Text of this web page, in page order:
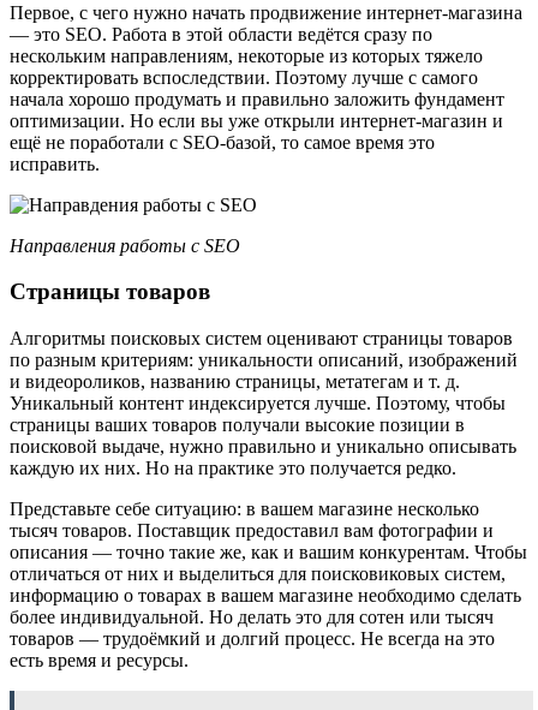
Первое, с чего нужно начать продвижение интернет-магазина
— это SEO. Работа в этой области ведётся сразу по
нескольким направлениям, некоторые из которых тяжело
корректировать вспоследствии. Поэтому лучше с самого
начала хорошо продумать и правильно заложить фундамент
оптимизации. Но если вы уже открыли интернет-магазин и
ещё не поработали с SEO-базой, то самое время это
исправить.
Направления работы с SEO
Страницы товаров
Алгоритмы поисковых систем оценивают страницы товаров
по разным критериям: уникальности описаний, изображений
и видеороликов, названию страницы, метатегам и т. д.
Уникальный контент индексируется лучше. Поэтому, чтобы
страницы ваших товаров получали высокие позиции в
поисковой выдаче, нужно правильно и уникально описывать
каждую их них. Но на практике это получается редко.
Представьте себе ситуацию: в вашем магазине несколько
тысяч товаров. Поставщик предоставил вам фотографии и
описания — точно такие же, как и вашим конкурентам. Чтобы
отличаться от них и выделиться для поисковиковых систем,
информацию о товарах в вашем магазине необходимо сделать
более индивидуальной. Но делать это для сотен или тысяч
товаров — трудоёмкий и долгий процесс. Не всегда на это
есть время и ресурсы.